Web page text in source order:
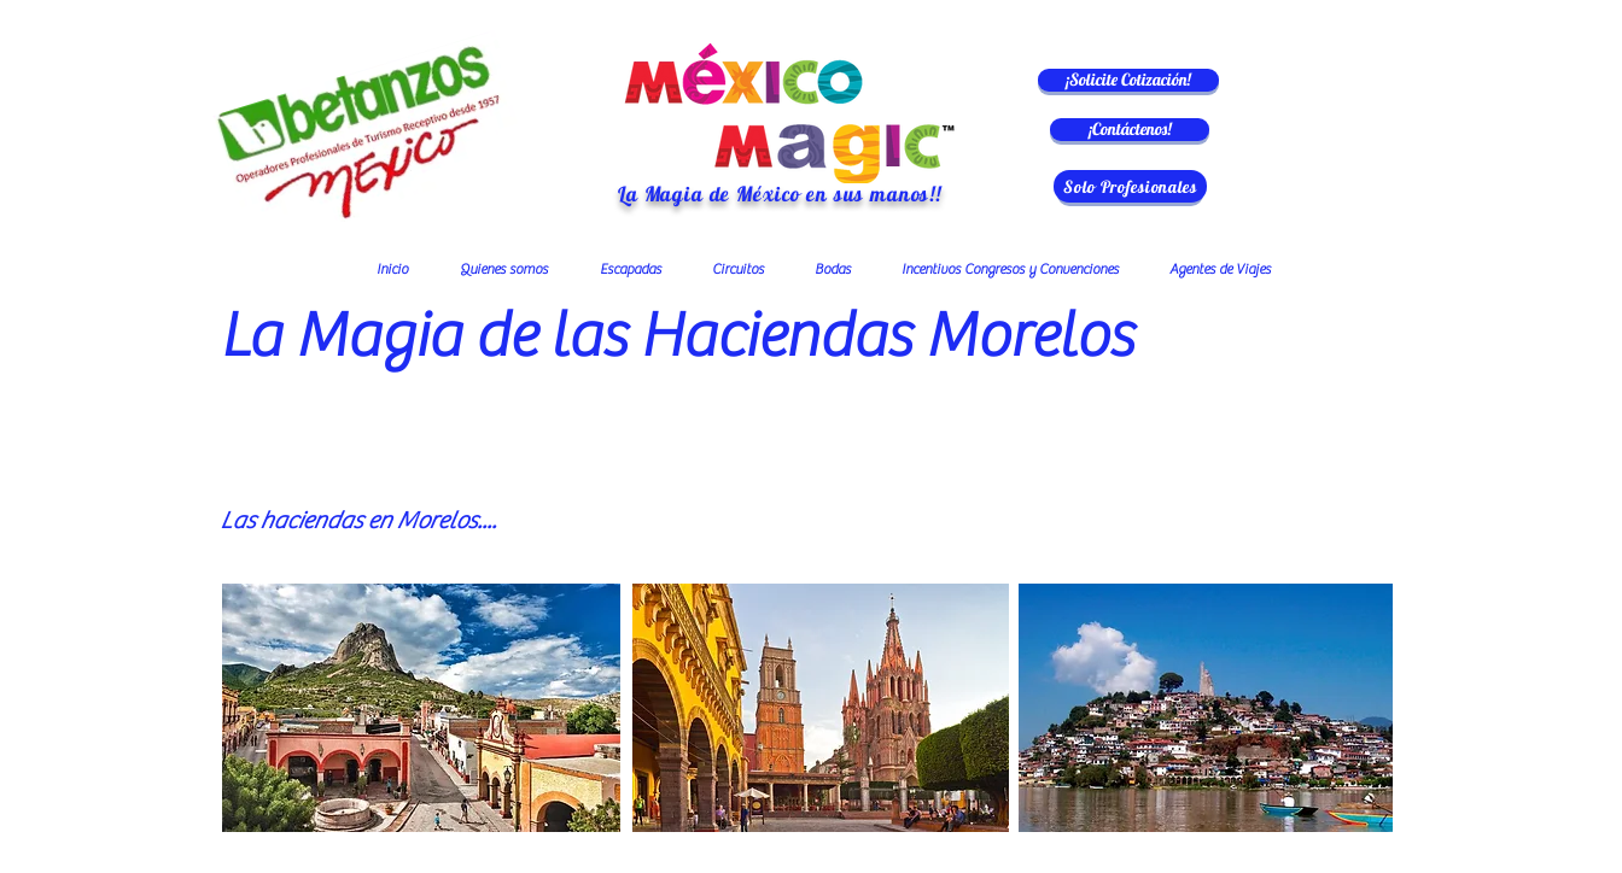
La Magia de México en sus manos!!
¡Solicite Cotización!
Solo Profesionales
¡Contáctenos!
La Magia de las Haciendas Morelos
Inicio Quienes somos Escapadas Circuitos Bodas Incentivos Congresos y Convenciones Agentes de Viajes
Las haciendas en Morelos....